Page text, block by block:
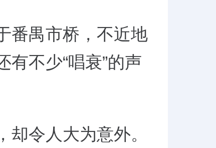
番禺市桥，不近地
不少“唱衰”的声
令人大为意外。